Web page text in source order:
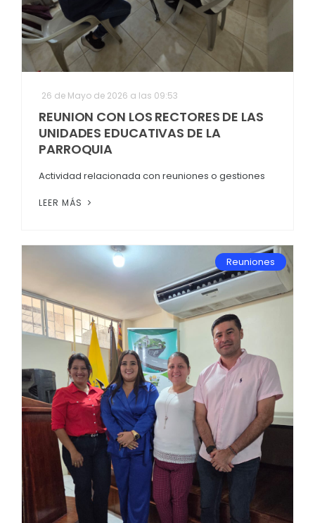
26 de Mayo de 2026 a las 09:53
REUNION CON LOS RECTORES DE LAS
UNIDADES EDUCATIVAS DE LA
PARROQUIA
Actividad relacionada con reuniones o gestiones
LEER MÁS
Reuniones